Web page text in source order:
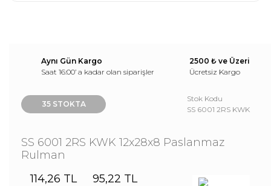
Aynı Gün Kargo
Saat 16:00’ a kadar olan siparişler
2500 ₺ ve Üzeri
Ücretsiz Kargo
35 STOKTA
Stok Kodu
SS 6001 2RS KWK
SS 6001 2RS KWK 12x28x8 Paslanmaz
Rulman
114,26 TL
95,22 TL